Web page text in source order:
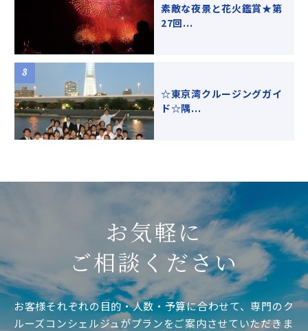
素敵な夜景と花火鑑賞★第
27回...
☆東京湾クルージングガイ
ド☆隅...
お気軽に
ご相談ください
お客様それぞれの目的・人数・予算に合わせて、専門のク
ルーズコンシェルジュがプランをご案内させていただきま